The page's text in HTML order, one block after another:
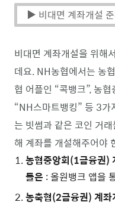
▶ 비대면 계좌개설
비대면 계좌개설을 위해
데요. NH농협에서는 농
협 어플인 “콕뱅크”, 농
“NH스마트뱅킹” 등 3가
는 빗썸과 같은 코인 거
해 계좌를 개설해주어야
농협중앙회(1금융권)
들은 : 올원뱅크 앱을
농축협(2금융권) 계좌